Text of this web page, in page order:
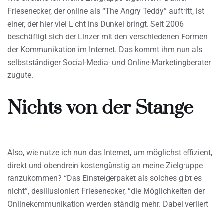
Friesenecker, der online als “The Angry Teddy” auftritt, ist
einer, der hier viel Licht ins Dunkel bringt. Seit 2006
beschäftigt sich der Linzer mit den verschiedenen Formen
der Kommunikation im Internet. Das kommt ihm nun als
selbstständiger Social-Media- und Online-Marketingberater
zugute.
Nichts von der Stange
Also, wie nutze ich nun das Internet, um möglichst effizient,
direkt und obendrein kostengünstig an meine Zielgruppe
ranzukommen? “Das Einsteigerpaket als solches gibt es
nicht”, desillusioniert Friesenecker, “die Möglichkeiten der
Onlinekommunikation werden ständig mehr. Dabei verliert